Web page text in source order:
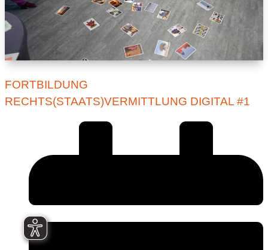
FORTBILDUNG
RECHTS(STAATS)VERMITTLUNG DIGITAL #1